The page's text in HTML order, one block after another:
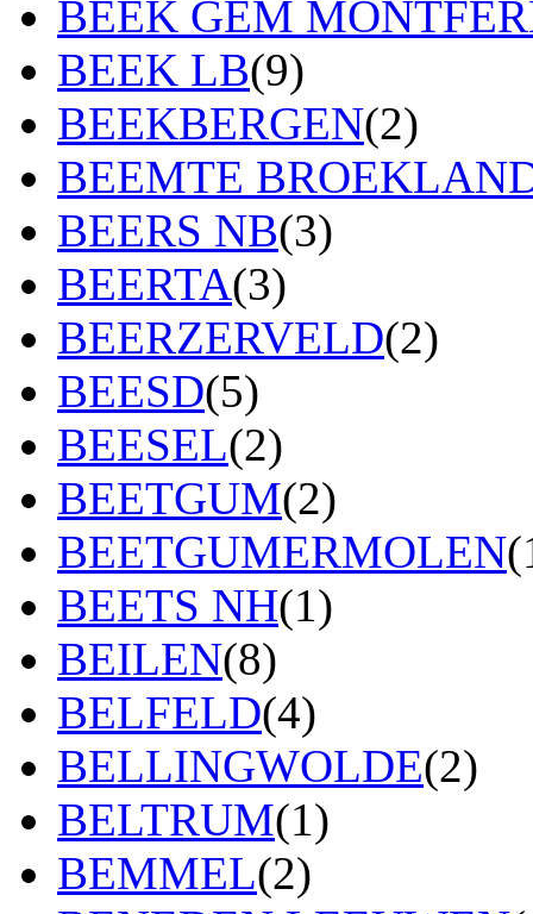
BEEK GEM
BEEK LB(9)
BEEKBERGEN(2)
BEEMTE
BEERS NB(3)
BEERTA(3)
BEERZERVELD(2)
BEESD(5)
BEESEL(2)
BEETGUM(2)
BEETGUMERMOLEN
BEETS NH(1)
BEILEN(8)
BELFELD(4)
BELLINGWOLDE(2)
BELTRUM(1)
BEMMEL(2)